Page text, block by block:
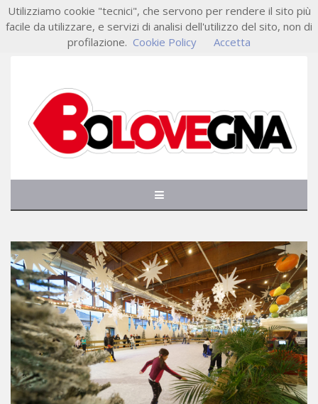
Utilizziamo cookie "tecnici", che servono per rendere il sito più
facile da utilizzare, e servizi di analisi dell'utilizzo del sito, non di
profilazione. Cookie Policy Accetta